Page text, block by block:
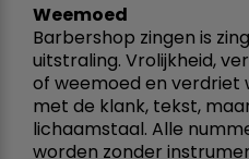
Weemoed
Barbershop zingen is
uitstraling. Vrolijkheid,
of weemoed en
met de klank, tekst,
lichaamstaal. Alle
worden zonder